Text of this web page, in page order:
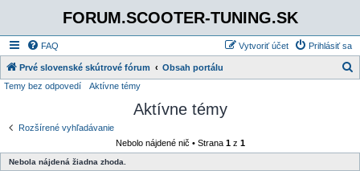
FORUM.SCOOTER-TUNING.SK
FAQ Prihlásiť sa
Vytvoriť účet
Prvé slovenské skútrové fórum Obsah portálu
Temy bez odpovedí Aktívne témy
Aktívne témy
Rozšírené vyhľadávanie
Nebolo nájdené nič • Strana 1z 1
Nebola nájdená žiadna zhoda.